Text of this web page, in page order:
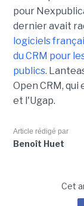
pour
dernier avait
logiciels
du CRM pour
publics.
Open CRM,
et l'Ugap.
Article rédigé par
Benoît Huet
Cet